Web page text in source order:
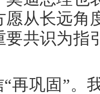
愿从长远角
要共识为指
再巩固”。